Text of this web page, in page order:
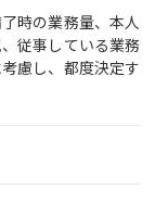
時の業務量、本人
従事している業務
慮し、都度決定す